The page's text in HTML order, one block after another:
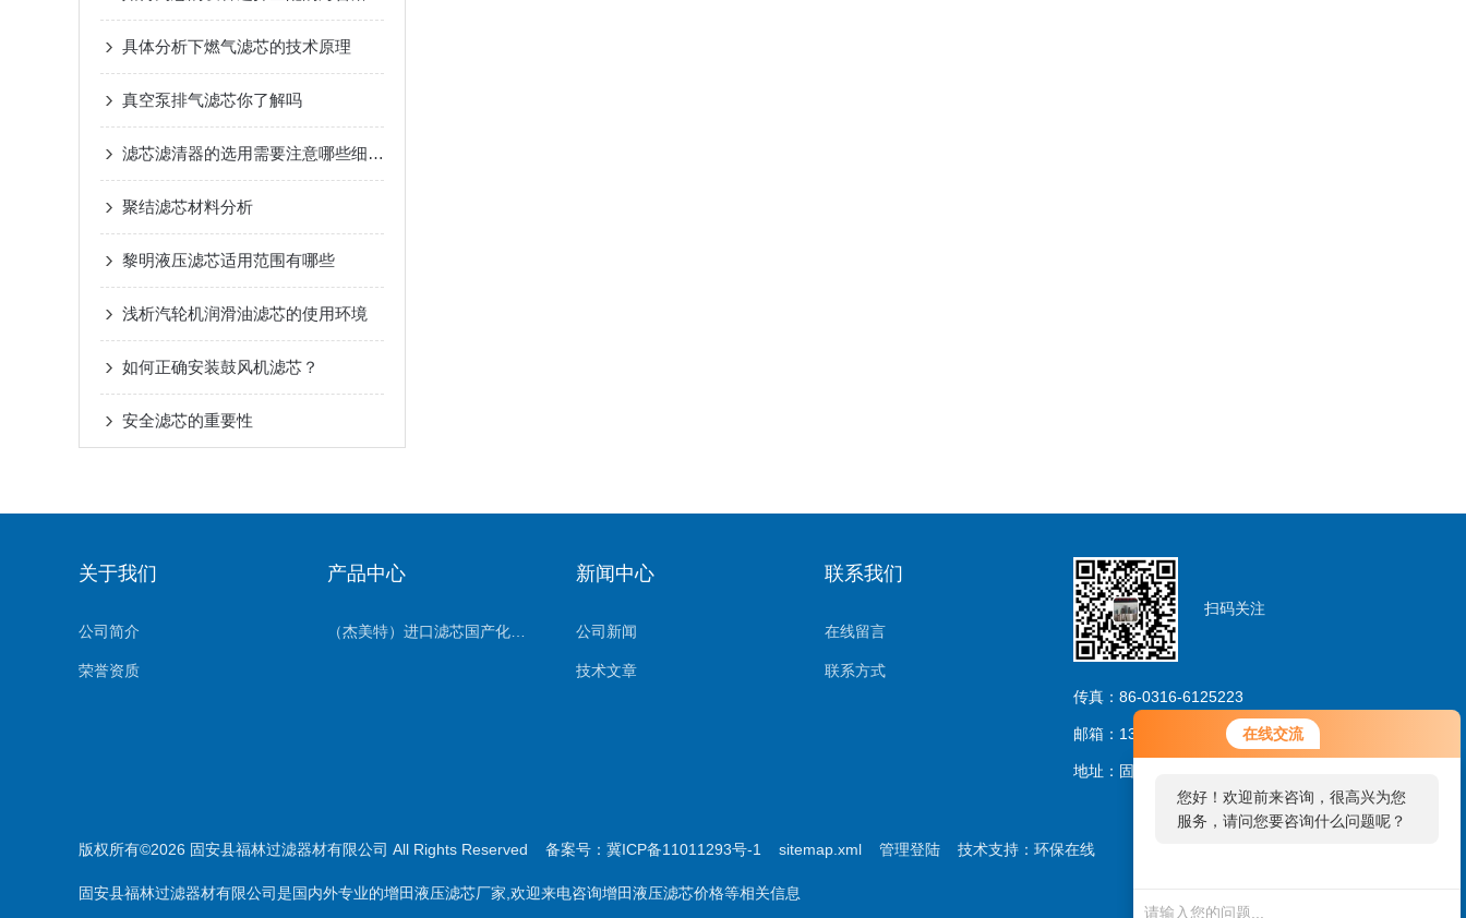
在线交流
您好！欢迎前来咨询，很高兴为您
服务，请问您要咨询什么问题呢？
了需求产品，您可以直接在线与我
具体分析下燃气滤芯的技术原理
真空泵排气滤芯你了解吗
滤芯滤清器的选用需要注意哪些细节？
聚结滤芯材料分析
黎明液压滤芯适用范围有哪些
浅析汽轮机润滑油滤芯的使用环境
如何正确安装鼓风机滤芯？
安全滤芯的重要性
关于我们
公司简介
荣誉资质
产品中心 新闻中心
公司新闻
技术文章
联系我们
在线留言
联系方式
扫码关注
传真：86-0316-6125223
邮箱：13733263206@163.com
地址：固安林城温泉产业园区
版权所有©2026 固安县福林过滤器材有限公司 All Rights Reserved 备案号：冀ICP备11011293号-1 sitemap.xml 管理登陆 技术支持： 环保在线
固安县福林过滤器材有限公司是国内外专业的增田液压滤芯厂家,欢迎来电咨询增田液压滤芯价格等相关信息